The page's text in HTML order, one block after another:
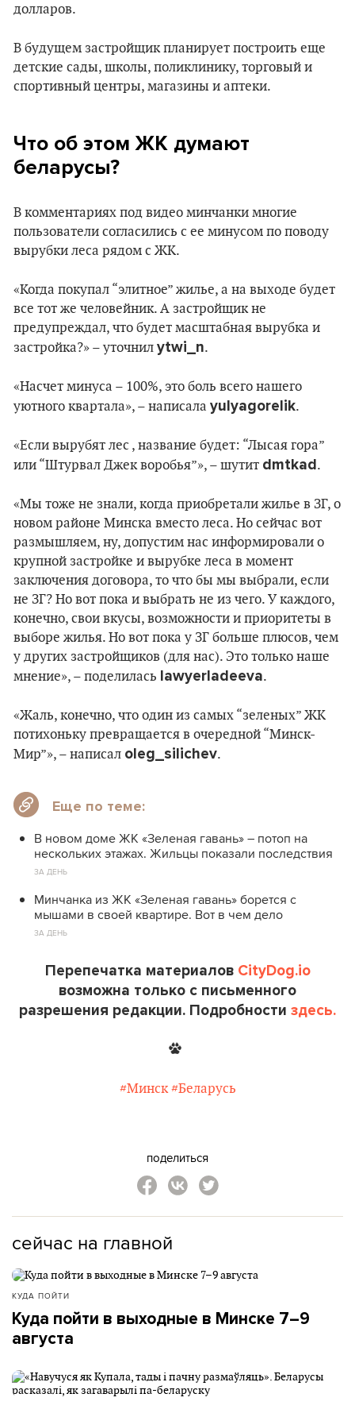
долларов.
В будущем застройщик планирует построить еще
детские сады, школы, поликлинику, торговый и
спортивный центры, магазины и аптеки.
Что об этом ЖК думают
беларусы?
В комментариях под видео минчанки многие
пользователи согласились с ее минусом по поводу
вырубки леса рядом с ЖК.
«Когда покупал “элитное” жилье, а на выходе будет
все тот же человейник. А застройщик не
предупреждал, что будет масштабная вырубка и
застройка?» – уточнил ytwi_n.
«Насчет минуса – 100%, это боль всего нашего
уютного квартала», – написала yulyagorelik.
«Если вырубят лес , название будет: “Лысая гора”
или “Штурвал Джек воробья”», – шутит dmtkad.
«Мы тоже не знали, когда приобретали жилье в ЗГ, о
новом районе Минска вместо леса. Но сейчас вот
размышляем, ну, допустим нас информировали о
крупной застройке и вырубке леса в момент
заключения договора, то что бы мы выбрали, если
не ЗГ? Но вот пока и выбрать не из чего. У каждого,
конечно, свои вкусы, возможности и приоритеты в
выборе жилья. Но вот пока у ЗГ больше плюсов, чем
у других застройщиков (для нас). Это только наше
мнение», – поделилась lawyerladeeva.
«Жаль, конечно, что один из самых “зеленых” ЖК
потихоньку превращается в очередной “Минск-
Мир”», – написал oleg_silichev.
Еще по теме:
В новом доме ЖК «Зеленая гавань» – потоп на
нескольких этажах. Жильцы показали последствия
ЗА ДЕНЬ
Минчанка из ЖК «Зеленая гавань» борется с
мышами в своей квартире. Вот в чем дело
ЗА ДЕНЬ
Перепечатка материалов CityDog.io
возможна только с письменного
разрешения редакции. Подробности здесь.
#Минск #Беларусь
поделиться
сейчас на главной
КУДА ПОЙТИ
Куда пойти в выходные в Минске 7–9
августа